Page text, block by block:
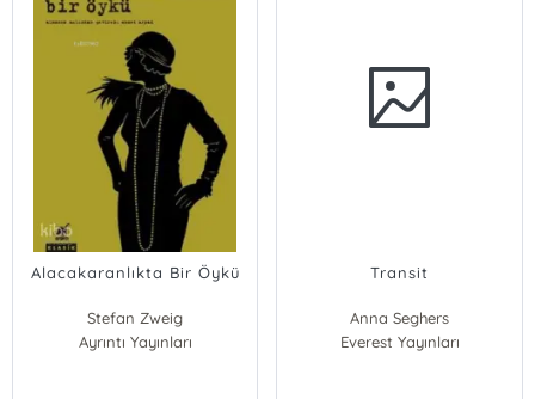
Alacakaranlıkta Bir Öykü
Stefan Zweig
Ayrıntı Yayınları
Transit
Anna Seghers
Everest Yayınları